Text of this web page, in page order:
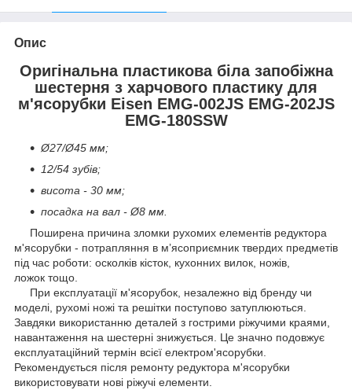
Опис
Оригінальна пластикова біла запобіжна
шестерня з харчового пластику для
м'ясорубки Eisen EMG-002JS EMG-202JS
EMG-180SSW
Ø27/Ø45 мм;
12/54 зубів;
висота - 30 мм;
посадка на вал - Ø8 мм.
Поширена причина зломки рухомих елементів редуктора
м'ясорубки - потрапляння в м’ясоприємник твердих предметів
під час роботи: осколків кісток, кухонних вилок, ножів,
ложок тощо.
При експлуатації м'ясорубок, незалежно від бренду чи
моделі, рухомі ножі та решітки поступово затуплюються.
Завдяки використанню деталей з гострими ріжучими краями,
навантаження на шестерні знижується. Це значно подовжує
експлуатаційний термін всієї електром'ясорубки.
Рекомендується після ремонту редуктора м'ясорубки
використовувати нові ріжучі елементи.